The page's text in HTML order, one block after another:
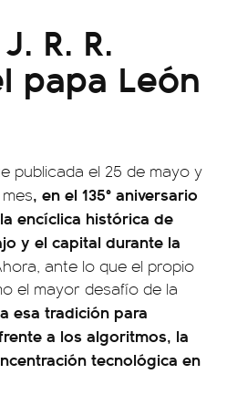
R. R.
papa León
publicada el 25 de mayo y
, en el 135° aniversario
encíclica histórica de
y el capital durante la
ante lo que el propio
el mayor desafío de la
esa tradición para
a los algoritmos, la
tecnológica en